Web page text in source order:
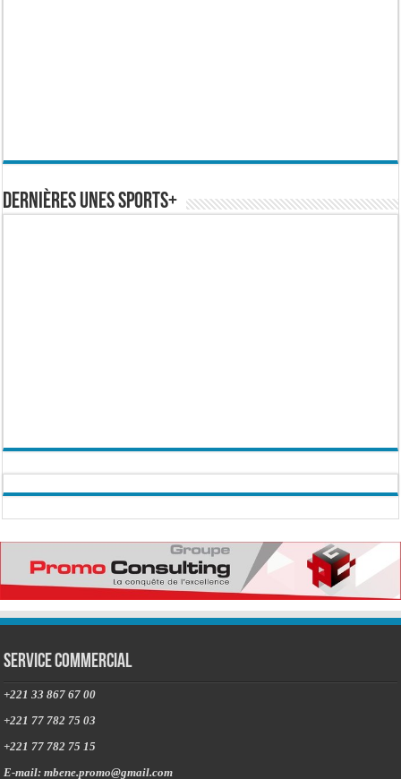
Dernières Unes Sports+
Service commercial
+221 33 867 67 00
+221 77 782 75 03
+221 77 782 75 15
E-mail: mbene.promo@gmail.com